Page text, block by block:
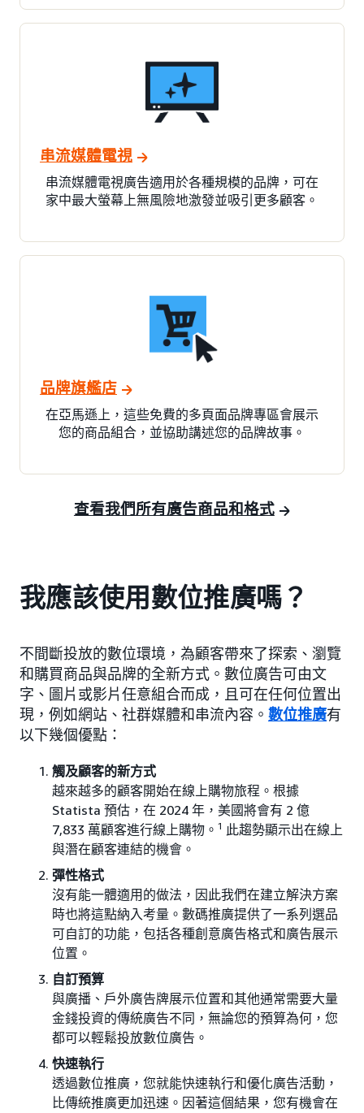
串流媒體電視
串流媒體電視廣告適用於各種規模的品牌，可在
家中最大螢幕上無風險地激發並吸引更多顧客。
品牌旗艦店
在亞馬遜上，這些免費的多頁面品牌專區會展示
您的商品組合，並協助講述您的品牌故事。
查看我們所有廣告商品和格式
我應該使用數位推廣嗎？
不間斷投放的數位環境，為顧客帶來了探索、瀏覽
和購買商品與品牌的全新方式。數位廣告可由文
字、圖片或影片任意組合而成，且可在任何位置出
現，例如網站、社群媒體和串流內容。 數位推廣有
以下幾個優點：
觸及顧客的新方式
越來越多的顧客開始在線上購物旅程。根據
Statista 預估，在 2024 年，美國將會有 2 億
7,833 萬顧客進行線上購物。 1
此趨勢顯示出在線上
與潛在顧客連結的機會。
彈性格式
沒有能一體適用的做法，因此我們在建立解決方案
時也將這點納入考量。數碼推廣提供了一系列選品
可自訂的功能，包括各種創意廣告格式和廣告展示
位置。
自訂預算
與廣播、戶外廣告牌展示位置和其他通常需要大量
金錢投資的傳統廣告不同，無論您的預算為何，您
都可以輕鬆投放數位廣告。
快速執行
透過數位推廣，您就能快速執行和優化廣告活動，
比傳統推廣更加迅速。因著這個結果，您有機會在